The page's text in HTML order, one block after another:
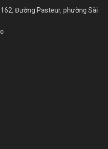
Đường Pasteur, phường Sài